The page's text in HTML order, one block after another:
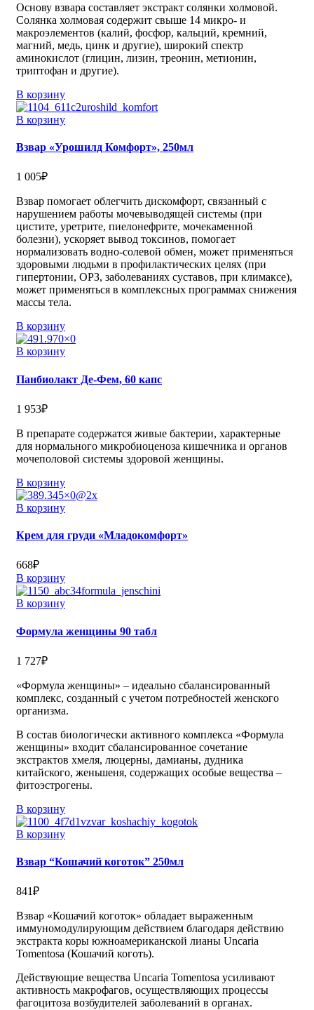
Основу взвара составляет экстракт солянки холмовой.
Солянка холмовая содержит свыше 14 микро- и
макроэлементов (калий, фосфор, кальций, кремний,
магний, медь, цинк и другие), широкий спектр
аминокислот (глицин, лизин, треонин, метионин,
триптофан и другие).
В корзину
В корзину
Взвар «Урошилд Комфорт», 250мл
1 005₽
Взвар помогает облегчить дискомфорт, связанный с
нарушением работы мочевыводящей системы (при
цистите, уретрите, пиелонефрите, мочекаменной
болезни), ускоряет вывод токсинов, помогает
нормализовать водно-солевой обмен, может применяться
здоровыми людьми в профилактических целях (при
гипертонии, ОРЗ, заболеваниях суставов, при климаксе),
может применяться в комплексных программах снижения
массы тела.
В корзину
В корзину
Панбиолакт Де-Фем, 60 капс
1 953₽
В препарате содержатся живые бактерии, характерные
для нормального микробиоценоза кишечника и органов
мочеполовой системы здоровой женщины.
В корзину
В корзину
Крем для груди «Младокомфорт»
668₽
В корзину
В корзину
Формула женщины 90 табл
1 727₽
«Формула женщины» – идеально сбалансированный
комплекс, созданный с учетом потребностей женского
организма.
В состав биологически активного комплекса «Формула
женщины» входит сбалансированное сочетание
экстрактов хмеля, люцерны, дамианы, дудника
китайского, женьшеня, содержащих особые вещества –
фитоэстрогены.
В корзину
В корзину
Взвар “Кошачий коготок” 250мл
841₽
Взвар «Кошачий коготок» обладает выраженным
иммуномодулирующим действием благодаря действию
экстракта коры южноамериканской лианы Uncaria
Tomentosa (Кошачий коготь).
Действующие вещества Uncaria Tomentosa усиливают
активность макрофагов, осуществляющих процессы
фагоцитоза возбудителей заболеваний в органах.